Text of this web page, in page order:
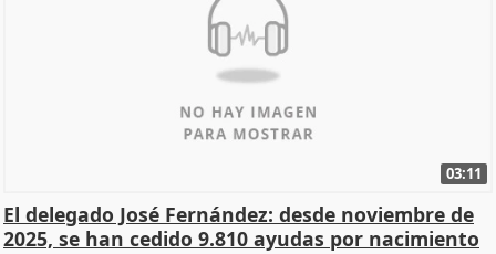
03:11
El delegado José Fernández: desde noviembre de
2025, se han cedido 9.810 ayudas por nacimiento